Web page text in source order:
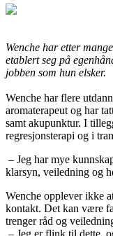
Wenche har etter
etablert seg på
jobben som hun elsker.
Wenche har flere
aromaterapeut og har
samt akupunktur. I
regresjonsterapi og i
– Jeg har mye
klarsyn, veiledning og
Wenche opplever ikke
kontakt. Det kan være
trenger råd og
– Jeg er flink til dette,